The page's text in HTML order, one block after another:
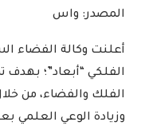
المصدر: واس
أعلنت وكالة الفضاء
الفلكي “أبعاد”؛ بهدف
الفلك والفضاء، من
وزيادة الوعي العلمي